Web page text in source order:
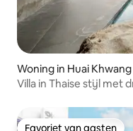
Woning in Huai Khwang
Villa in Thaise stijl met
overnachtingen
Favoriet van gasten